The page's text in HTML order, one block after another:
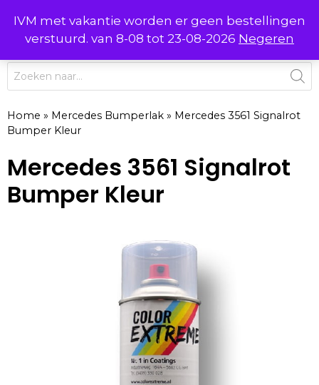
IVM met vakantie worden er geen bestellingen
verstuurd. van 8-08 tot 23-08-2026 Negeren
naar
inhoud
0 MENU
Producten
zoeken
Home » Mercedes Bumperlak » Mercedes 3561 Signalrot
Bumper Kleur
Mercedes 3561 Signalrot
Bumper Kleur